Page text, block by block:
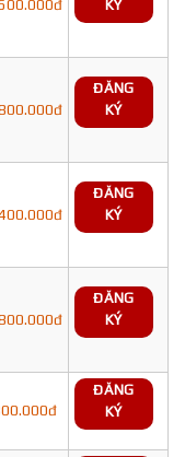
KÝ
ĐĂNG
KÝ
ĐĂNG
KÝ
ĐĂNG
KÝ
ĐĂNG
KÝ